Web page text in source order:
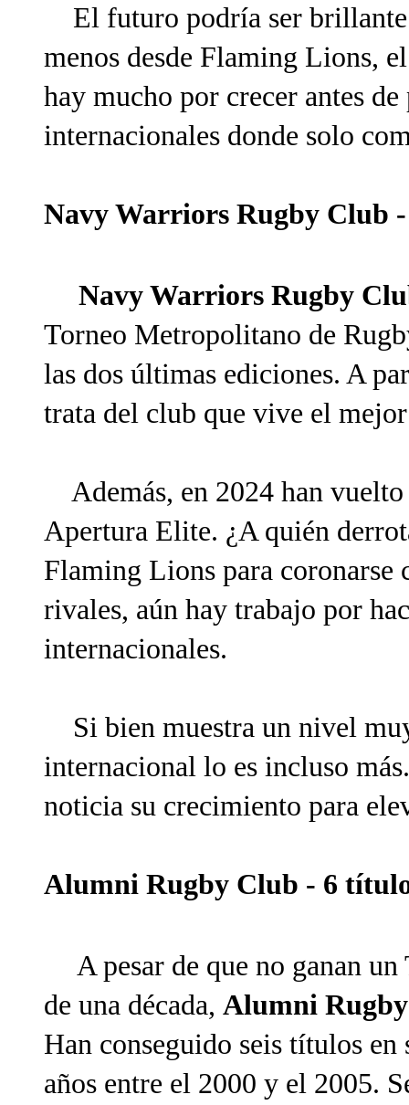
El futuro podría ser brillante
menos desde Flaming Lions,
hay mucho por crecer antes
internacionales donde solo
Navy Warriors Rugby Club
Navy Warriors Rugby
Torneo Metropolitano de
las dos últimas ediciones. A
trata del club que vive el
Además, en 2024 han vuelto
Apertura Elite. ¿A quién
Flaming Lions para coronarse
rivales, aún hay trabajo por
internacionales.
Si bien muestra un nivel
internacional lo es incluso
noticia su crecimiento para
Alumni Rugby Club - 6
A pesar de que no ganan
de una década, Alumni
Han conseguido seis títulos
años entre el 2000 y el 2005.